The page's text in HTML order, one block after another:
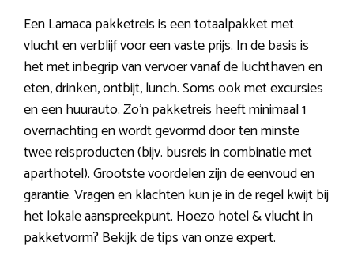
Een Larnaca pakketreis is een totaalpakket met
vlucht en verblijf voor een vaste prijs. In de basis is
het met inbegrip van vervoer vanaf de luchthaven en
eten, drinken, ontbijt, lunch. Soms ook met excursies
en een huurauto. Zo’n pakketreis heeft minimaal 1
overnachting en wordt gevormd door ten minste
twee reisproducten (bijv. busreis in combinatie met
aparthotel). Grootste voordelen zijn de eenvoud en
garantie. Vragen en klachten kun je in de regel kwijt bij
het lokale aanspreekpunt. Hoezo hotel & vlucht in
pakketvorm? Bekijk de tips van onze expert.